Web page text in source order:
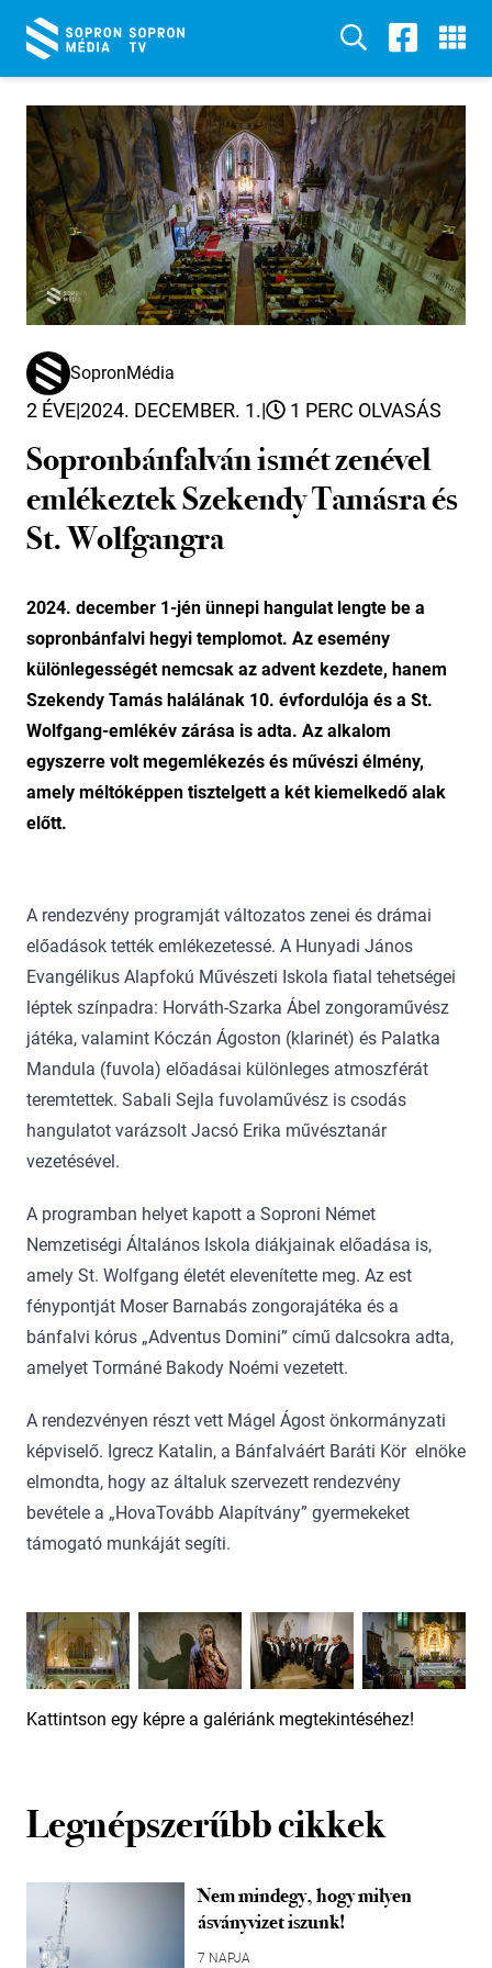
SopronMédia
2 ÉVE|2024. DECEMBER. 1.| 1 PERC OLVASÁS
Sopronbánfalván ismét zenével
emlékeztek Szekendy Tamásra és
St. Wolfgangra
2024. december 1-jén ünnepi hangulat lengte be a
sopronbánfalvi hegyi templomot. Az esemény
különlegességét nemcsak az advent kezdete, hanem
Szekendy Tamás halálának 10. évfordulója és a St.
Wolfgang-emlékév zárása is adta. Az alkalom
egyszerre volt megemlékezés és művészi élmény,
amely méltóképpen tisztelgett a két kiemelkedő alak
előtt.
A rendezvény programját változatos zenei és drámai
előadások tették emlékezetessé. A Hunyadi János
Evangélikus Alapfokú Művészeti Iskola fiatal tehetségei
léptek színpadra: Horváth-Szarka Ábel zongoraművész
játéka, valamint Kóczán Ágoston (klarinét) és Palatka
Mandula (fuvola) előadásai különleges atmoszférát
teremtettek. Sabali Sejla fuvolaművész is csodás
hangulatot varázsolt Jacsó Erika művésztanár
vezetésével.
A programban helyet kapott a Soproni Német
Nemzetiségi Általános Iskola diákjainak előadása is,
amely St. Wolfgang életét elevenítette meg. Az est
fénypontját Moser Barnabás zongorajátéka és a
bánfalvi kórus „Adventus Domini” című dalcsokra adta,
amelyet Tormáné Bakody Noémi vezetett.
A rendezvényen részt vett Mágel Ágost önkormányzati
képviselő. Igrecz Katalin, a Bánfalváért Baráti Kör elnöke
elmondta, hogy az általuk szervezett rendezvény
bevétele a „HovaTovább Alapítvány” gyermekeket
támogató munkáját segíti.
Kattintson egy képre a galériánk megtekintéséhez!
Legnépszerűbb cikkek
Nem mindegy, hogy milyen
ásványvizet iszunk!
7 NAPJA